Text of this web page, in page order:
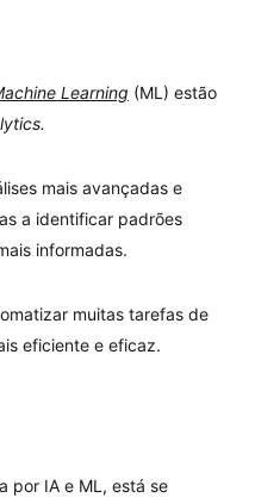
Learning (ML) estão
mais avançadas e
a identificar padrões
informadas.
muitas tarefas de
eficiente e eficaz.
por IA e ML, está se